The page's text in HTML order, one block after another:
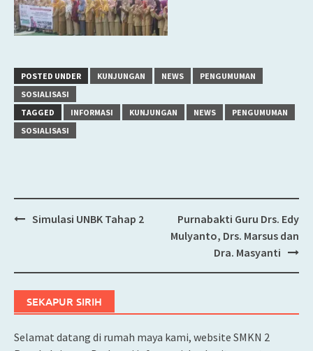
POSTED UNDER KUNJUNGAN NEWS
PENGUMUMAN
SOSIALISASI
TAGGED
INFORMASI KUNJUNGAN NEWS
PENGUMUMAN
SOSIALISASI
Simulasi UNBK Tahap 2
Purnabakti Guru Drs. Edy
Mulyanto, Drs. Marsus dan
Dra. Masyanti
SEKAPUR SIRIH
Selamat datang di rumah maya kami, website SMKN 2